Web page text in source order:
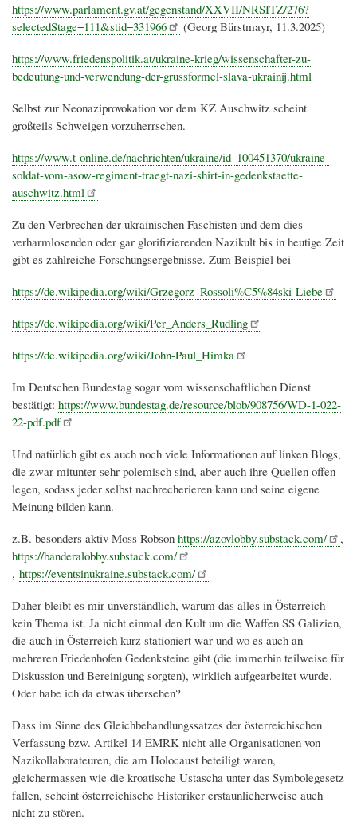
https://www.parlament.gv.at/gegenstand/XXVII/NRSITZ/276?
selectedStage=111&stid=331966
(Georg Bürstmayr, 11.3.2025)
https://www.friedenspolitik.at/ukraine-krieg/wissenschafter-zu-
bedeutung-und-verwendung-der-grussformel-slava-ukrainij.html
Selbst zur Neonaziprovokation vor dem KZ Auschwitz scheint
großteils Schweigen vorzuherrschen.
https://www.t-online.de/nachrichten/ukraine/id_100451370/ukraine-
soldat-vom-asow-regiment-traegt-nazi-shirt-in-gedenkstaette-
auschwitz.html
Zu den Verbrechen der ukrainischen Faschisten und dem dies
verharmlosenden oder gar glorifizierenden Nazikult bis in heutige Zeit
gibt es zahlreiche Forschungsergebnisse. Zum Beispiel bei
https://de.wikipedia.org/wiki/Grzegorz_Rossoli%C5%84ski-Liebe
https://de.wikipedia.org/wiki/Per_Anders_Rudling
https://de.wikipedia.org/wiki/John-Paul_Himka
Im Deutschen Bundestag sogar vom wissenschaftlichen Dienst
bestätigt: https://www.bundestag.de/resource/blob/908756/WD-1-022-
22-pdf.pdf
Und natürlich gibt es auch noch viele Informationen auf linken Blogs,
die zwar mitunter sehr polemisch sind, aber auch ihre Quellen offen
legen, sodass jeder selbst nachrecherieren kann und seine eigene
Meinung bilden kann.
z.B. besonders aktiv Moss Robson https://azovlobby.substack.com/
,
https://banderalobby.substack.com/
, https://eventsinukraine.substack.com/
Daher bleibt es mir unverständlich, warum das alles in Österreich
kein Thema ist. Ja nicht einmal den Kult um die Waffen SS Galizien,
die auch in Österreich kurz stationiert war und wo es auch an
mehreren Friedenhofen Gedenksteine gibt (die immerhin teilweise für
Diskussion und Bereinigung sorgten), wirklich aufgearbeitet wurde.
Oder habe ich da etwas übersehen?
Dass im Sinne des Gleichbehandlungssatzes der österreichischen
Verfassung bzw. Artikel 14 EMRK nicht alle Organisationen von
Nazikollaborateuren, die am Holocaust beteiligt waren,
gleichermassen wie die kroatische Ustascha unter das Symbolegesetz
fallen, scheint österreichische Historiker erstaunlicherweise auch
nicht zu stören.